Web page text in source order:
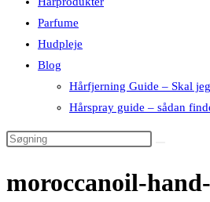
Parfume
Hudpleje
Blog
Hårfjerning Guide – Skal
Hårspray guide – sådan
moroccanoil-